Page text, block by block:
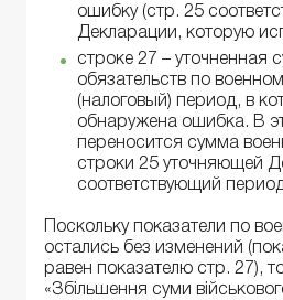
ошибку (стр. 25
Декларации, которую
строке 27 – уточненная
обязательств по
(налоговый) период, в
обнаружена ошибка. В
переносится сумма
строки 25 уточняющей
соответствующий
Поскольку показатели по
остались без изменений
равен показателю стр. 27),
«Збільшення суми